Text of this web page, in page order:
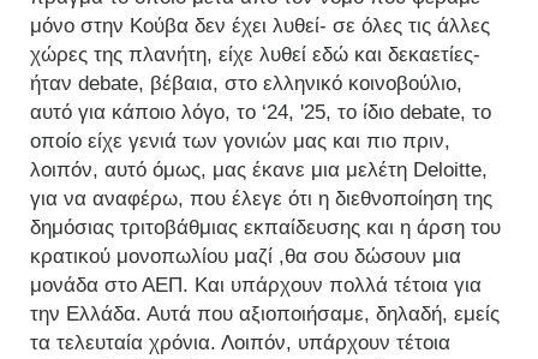
μόνο στην Κούβα δεν έχει λυθεί- σε όλες τις άλλες
χώρες της πλανήτη, είχε λυθεί εδώ και δεκαετίες-
ήταν debate, βέβαια, στο ελληνικό κοινοβούλιο,
αυτό για κάποιο λόγο, το ‘24, '25, το ίδιο debate, το
οποίο είχε γενιά των γονιών μας και πιο πριν,
λοιπόν, αυτό όμως, μας έκανε μια μελέτη Deloitte,
για να αναφέρω, που έλεγε ότι η διεθνοποίηση της
δημόσιας τριτοβάθμιας εκπαίδευσης και η άρση του
κρατικού μονοπωλίου μαζί ,θα σου δώσουν μια
μονάδα στο ΑΕΠ. Και υπάρχουν πολλά τέτοια για
την Ελλάδα. Αυτά που αξιοποιήσαμε, δηλαδή, εμείς
τα τελευταία χρόνια. Λοιπόν, υπάρχουν τέτοια